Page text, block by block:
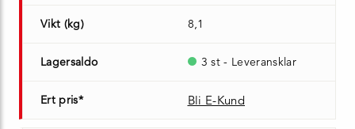
Vikt (kg) 8,1
Lagersaldo 3 st - Leveransklar
Ert pris* Bli E-Kund